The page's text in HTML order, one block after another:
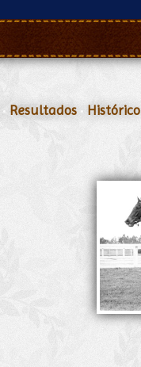
• Resultados • Histórico